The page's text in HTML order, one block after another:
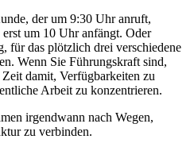
der um 9:30 Uhr anruft,
um 10 Uhr anfängt. Oder
für das plötzlich drei verschiedene
Wenn Sie Führungskraft sind,
damit, Verfügbarkeiten zu
Arbeit zu konzentrieren.
irgendwann nach Wegen,
zu verbinden.